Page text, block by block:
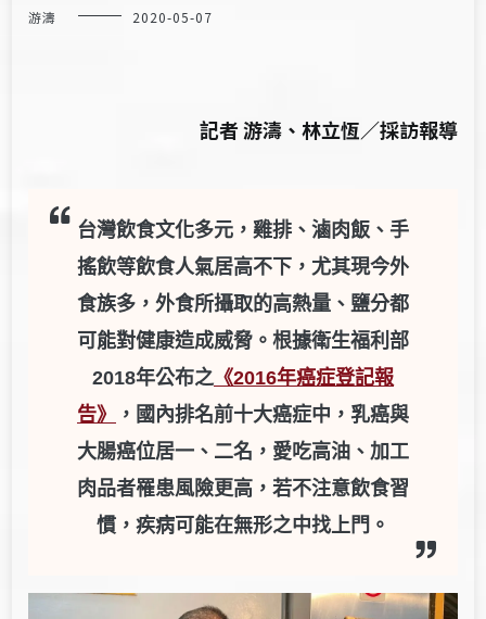
游濤 2020-05-07
記者 游濤、林立恆／採訪報導
台灣飲食文化多元，雞排、滷肉飯、手
搖飲等飲食人氣居高不下，尤其現今外
食族多，外食所攝取的高熱量、鹽分都
可能對健康造成威脅。根據衛生福利部
2018年公布之­ 《2016年癌症登記報
告》
，國內排名前十大癌症中，乳癌與
大腸癌位居一、二名，愛吃高油、加工
肉品者罹患風險更高，若不注意飲食習
慣，疾病可能在無形之中找上門。